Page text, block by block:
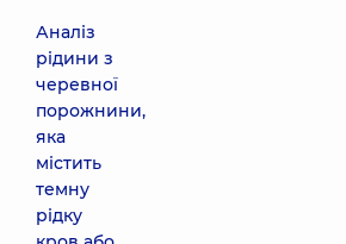
Аналіз
рідини з
черевної
порожнини,
яка
містить
темну
рідку